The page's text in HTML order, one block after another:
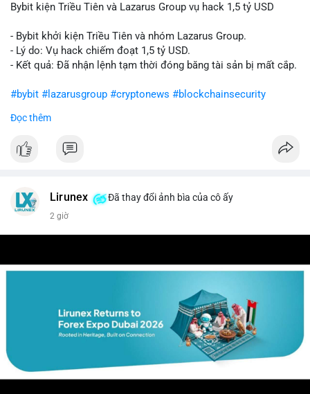
Bybit kiện Triều Tiên và Lazarus Group vụ hack 1,5 tỷ USD
- Bybit khởi kiện Triều Tiên và nhóm Lazarus Group.
- Lý do: Vụ hack chiếm đoạt 1,5 tỷ USD.
- Kết quả: Đã nhận lệnh tạm thời đóng băng tài sản bị mất cắp.
#bybit #lazarusgroup #cryptonews #blockchainsecurity
$btc $eth
#vlikevn #titanbot
Đọc thêm
Lirunex Đã thay đổi ảnh bìa của cô ấy
2 giờ